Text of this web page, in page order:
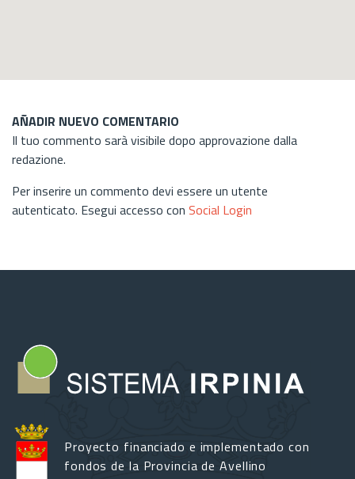
AÑADIR NUEVO COMENTARIO
Il tuo commento sarà visibile dopo approvazione dalla
redazione.
Per inserire un commento devi essere un utente
autenticato. Esegui accesso con Social Login
Proyecto financiado e implementado con
fondos de la Provincia de Avellino